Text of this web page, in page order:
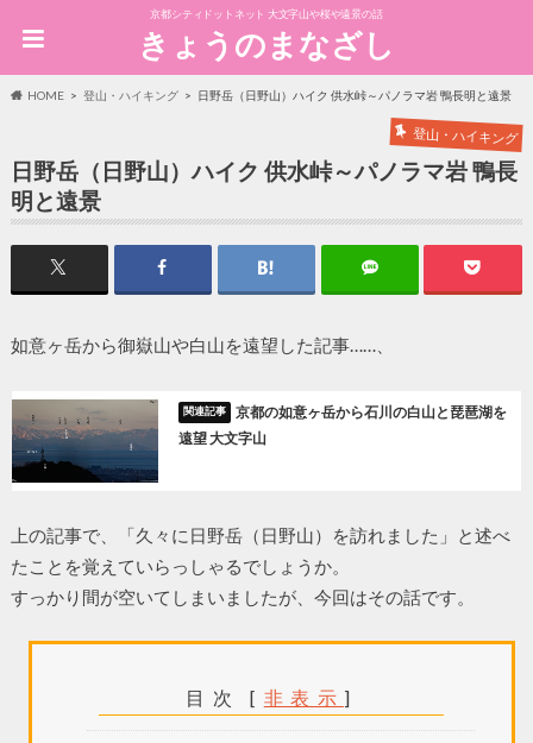
京都シティドットネット 大文字山や桜や遠景の話
きょうのまなざし
HOME 登山・ハイキング 日野岳（日野山）ハイク 供水峠～パノラマ岩 鴨長明と遠景
登山・ハイキング
日野岳（日野山）ハイク 供水峠～パノラマ岩 鴨長
明と遠景
如意ヶ岳から御嶽山や白山を遠望した記事……、
京都の如意ヶ岳から石川の白山と琵琶湖を
遠望 大文字山
上の記事で、「久々に日野岳（日野山）を訪れました」と述べ
たことを覚えていらっしゃるでしょうか。
すっかり間が空いてしまいましたが、今回はその話です。
目次 [ 非表示 ]